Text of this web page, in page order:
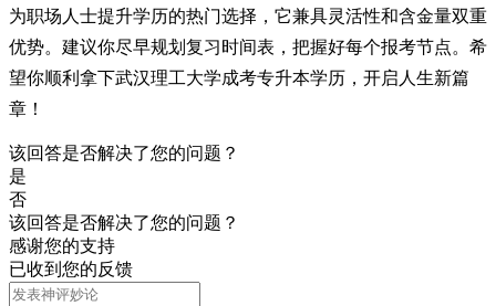
为职场人士提升学历的热门选择，它兼具灵活性和含金量双重
优势。建议你尽早规划复习时间表，把握好每个报考节点。希
望你顺利拿下武汉理工大学成考专升本学历，开启人生新篇
章！
该回答是否解决了您的问题？
是
否
该回答是否解决了您的问题？
感谢您的支持
已收到您的反馈